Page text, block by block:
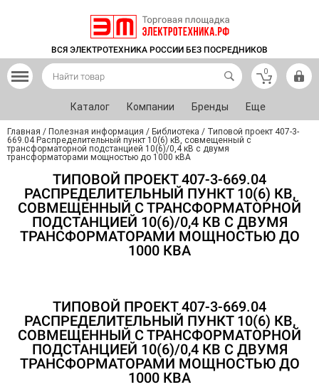
ВСЯ ЭЛЕКТРОТЕХНИКА РОССИИ БЕЗ ПОСРЕДНИКОВ
0
Каталог Компании Бренды Еще
Главная / Полезная информация / Библиотека / Типовой проект 407-3-
669.04 Распределительный пункт 10(6) кВ, совмещенный с
трансформаторной подстанцией 10(6)/0,4 кВ с двумя
трансформаторами мощностью до 1000 кВА
ТИПОВОЙ ПРОЕКТ 407-3-669.04
РАСПРЕДЕЛИТЕЛЬНЫЙ ПУНКТ 10(6) КВ,
СОВМЕЩЕННЫЙ С ТРАНСФОРМАТОРНОЙ
ПОДСТАНЦИЕЙ 10(6)/0,4 КВ С ДВУМЯ
ТРАНСФОРМАТОРАМИ МОЩНОСТЬЮ ДО
1000 КВА
ТИПОВОЙ ПРОЕКТ 407-3-669.04
РАСПРЕДЕЛИТЕЛЬНЫЙ ПУНКТ 10(6) КВ,
СОВМЕЩЕННЫЙ С ТРАНСФОРМАТОРНОЙ
ПОДСТАНЦИЕЙ 10(6)/0,4 КВ С ДВУМЯ
ТРАНСФОРМАТОРАМИ МОЩНОСТЬЮ ДО
1000 КВА